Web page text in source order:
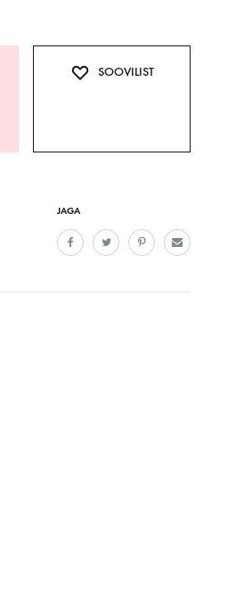
SOOVILIST
JAGA